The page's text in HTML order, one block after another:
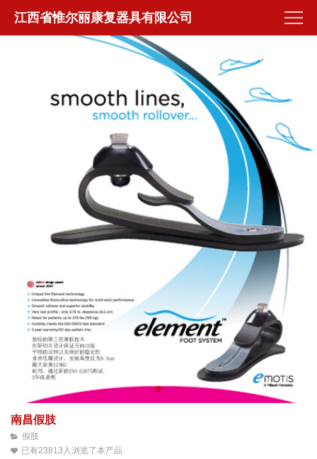
江西省惟尔丽康复器具有限公司
南昌假肢
假肢
已有23813人浏览了本产品